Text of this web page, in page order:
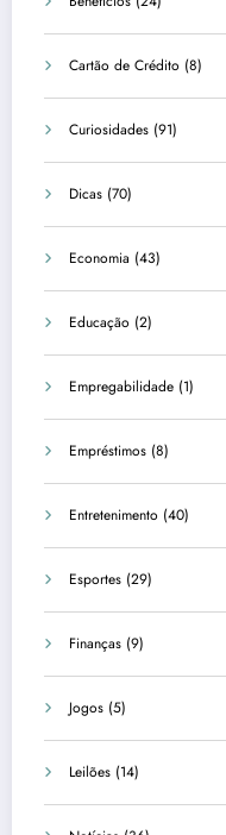
Cartão de Crédito (8)
Curiosidades (91)
Dicas (70)
Economia (43)
Educação (2)
Empregabilidade (1)
Empréstimos (8)
Entretenimento (40)
Esportes (29)
Finanças (9)
Jogos (5)
Leilões (14)